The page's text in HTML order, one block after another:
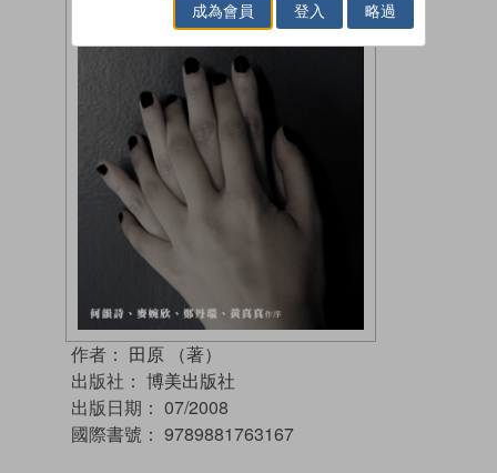
作者： 田原 （著）
出版社： 博美出版社
出版日期： 07/2008
國際書號： 9789881763167
成為會員 登入 略過